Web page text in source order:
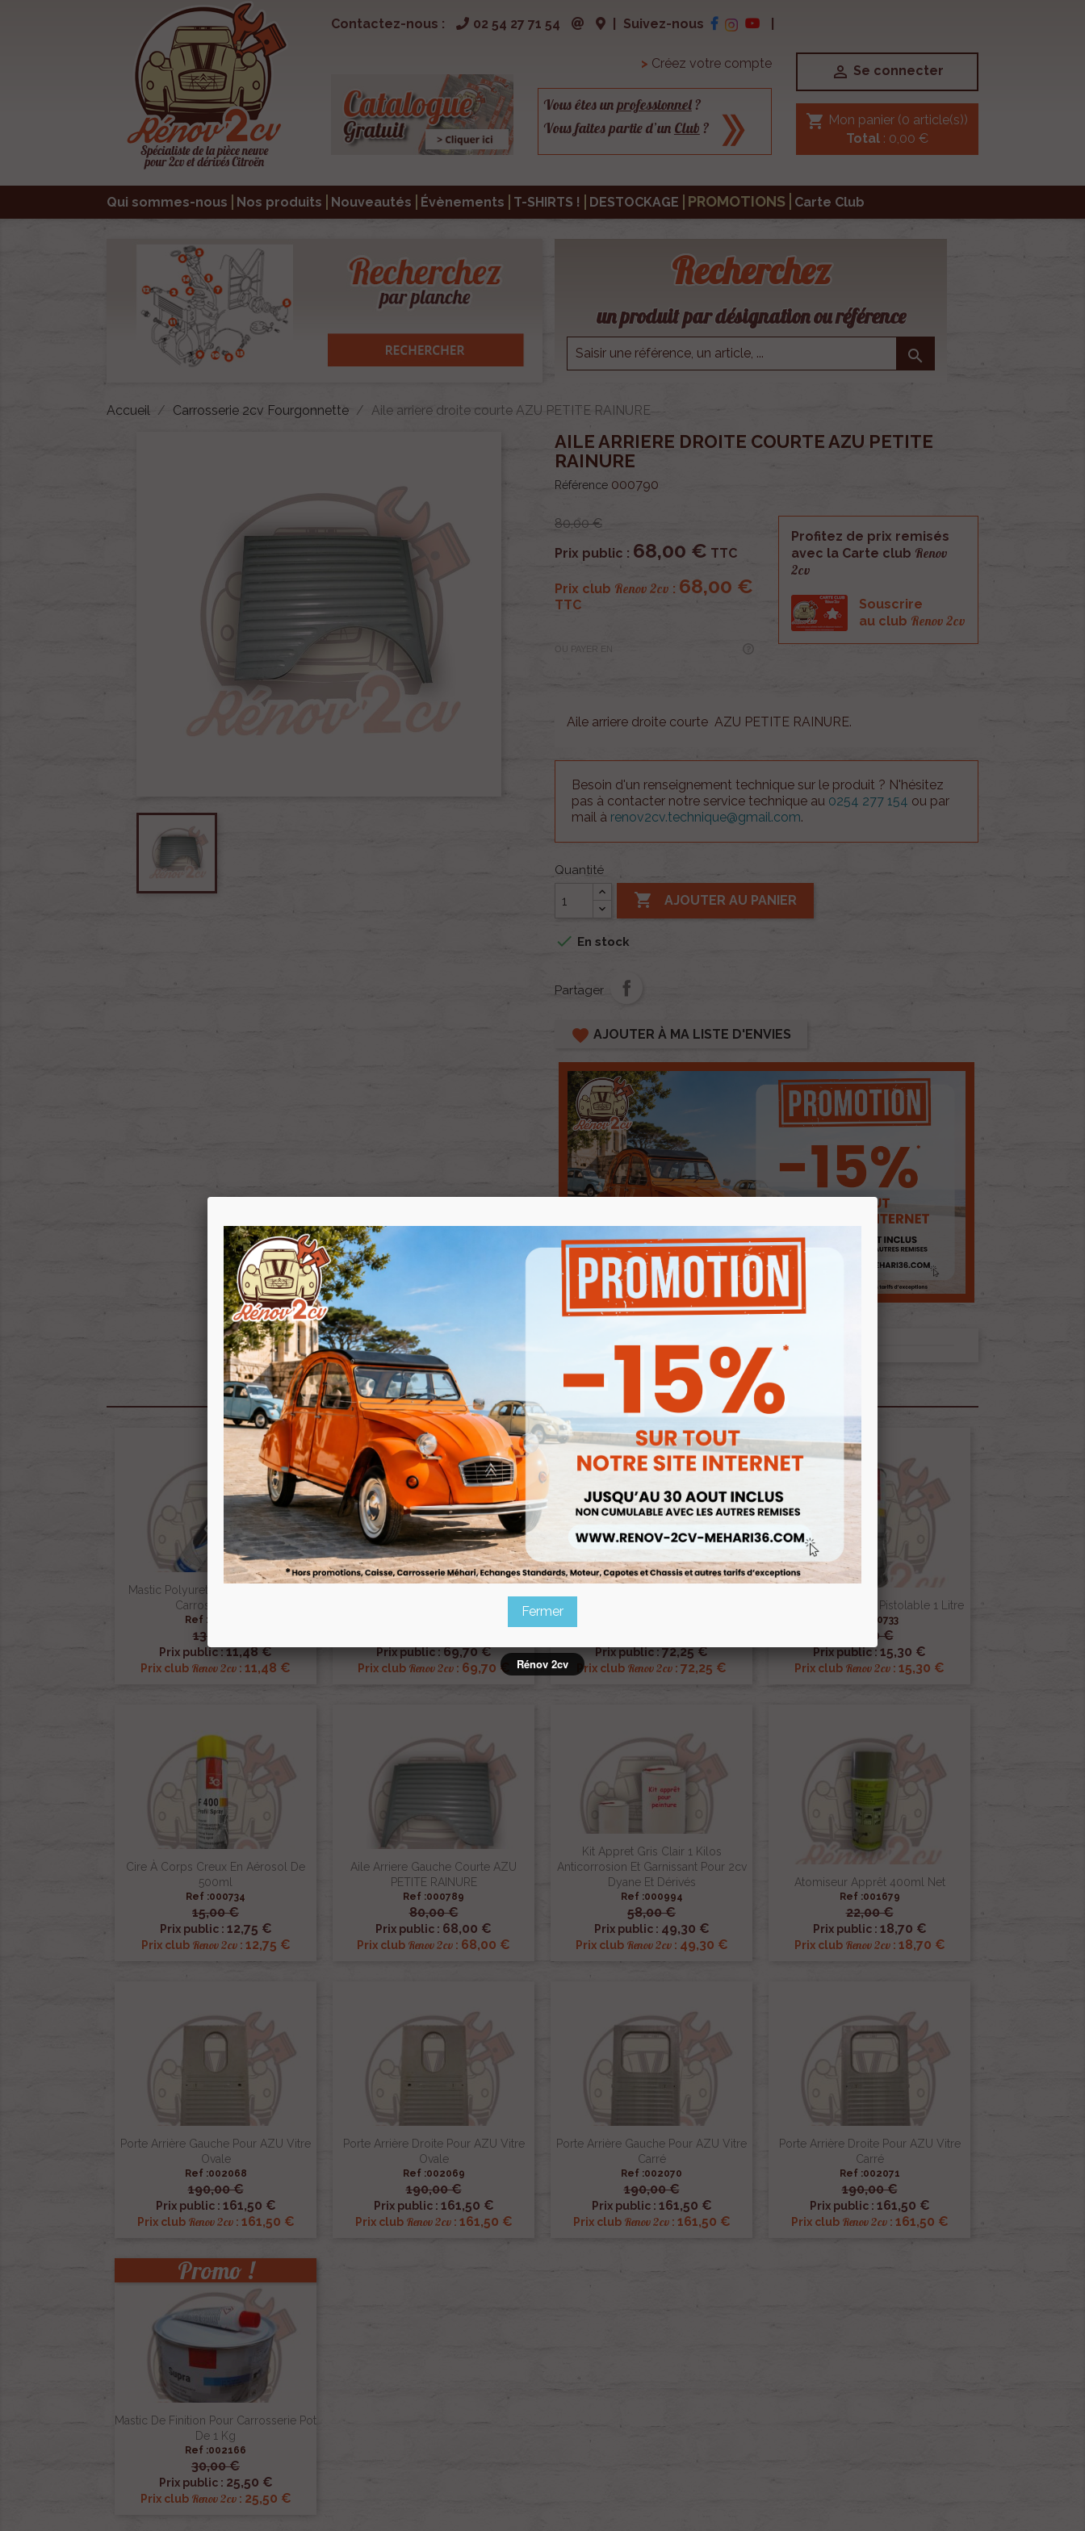
Contactez-nous : 02 54 27 71 54 Suivez-nous
> Créez votre compte
Vous êtes unprofessionnel?
Vous faites partie d’un Club ?
 Se connecter
shopping_cart Mon panier (0 article(s))
Total: 0,00 €
Qui sommes-nous Nos produits Nouveautés Évènements T-SHIRTS ! DESTOCKAGE PROMOTIONS Carte Club
Recherchez
un produit par désignation ou référence

Accueil Carrosserie 2cv Fourgonnette Aile arriere droite courte AZU PETITE RAINURE
AILE ARRIERE DROITE COURTE AZU PETITE
RAINURE
Référence 000790
80,00 €
Prix public : 68,00 € TTC
Prix club Renov 2cv : 68,00 €
TTC
OU PAYER EN
Profitez de prix remisés
avec la Carte club Renov
2cv
Souscrire
au club Renov 2cv
Aile arriere droite courte AZU PETITE RAINURE.
Besoin d'un renseignement technique sur le produit ? N'hésitez
pas à contacter notre service technique au 0254 277 154 ou par
mail à renov2cv.technique@gmail.com.
Quantité
 AJOUTER AU PANIER
 En stock
Partager
favorite AJOUTER À MA LISTE D'ENVIES
Produits associés
Mastic Polyurethane Blanc 310 Ml
Carrosserie 2cv
Ref :000452
13,50 €
Prix public : 11,48 €
Prix club Renov 2cv : 11,48 €
 Aperçu rapide Prix public : 69,70 €
Prix club Renov 2cv: 69,70 €
Aperçu rapide Prix public : 72,25 €
Prix club Renov 2cv : 72,25 €
Aperçu rapide
Cire À Corps Creux Pistolable 1 Litre
Ref :000733
18,00 €
Prix public : 15,30 €
Prix club Renov 2cv : 15,30 €
Aperçu rapide
Cire À Corps Creux En Aérosol De
500ml
Ref :000734
15,00 €
Prix public : 12,75 €
Prix club Renov 2cv: 12,75 €
 Aperçu rapide
Aile Arriere Gauche Courte AZU
PETITE RAINURE
Ref :000789
80,00 €
Prix public : 68,00 €
Prix club Renov 2cv : 68,00 €
 Aperçu rapide
Kit Appret Gris Clair 1 Kilos
Anticorrosion Et Garnissant Pour 2cv
Dyane Et Dérivés
Ref :000994
58,00 €
Prix public : 49,30 €
Prix club Renov 2cv: 49,30 €
 Aperçu rapide
Atomiseur Apprêt 400ml Net
Ref :001679
22,00 €
Prix public : 18,70 €
Prix club Renov 2cv: 18,70 €
 Aperçu rapide
Porte Arrière Gauche Pour AZU Vitre
Ovale
Ref :002068
190,00 €
Prix public : 161,50 €
Prix club Renov 2cv: 161,50 €
 Aperçu rapide
Porte Arrière Droite Pour AZU Vitre
Ovale
Ref :002069
190,00 €
Prix public : 161,50 €
Prix club Renov 2cv: 161,50 €
 Aperçu rapide
Porte Arrière Gauche Pour AZU Vitre
Carré
Ref :002070
190,00 €
Prix public : 161,50 €
Prix club Renov 2cv: 161,50 €
 Aperçu rapide
Porte Arrière Droite Pour AZU Vitre
Carré
Ref :002071
190,00 €
Prix public : 161,50 €
Prix club Renov 2cv: 161,50 €
 Aperçu rapide
Mastic De Finition Pour Carrosserie Pot
De 1 Kg
Ref :002166
30,00 €
Prix public : 25,50 €
Prix club Renov 2cv: 25,50 €
Promo !
 Aperçu rapide
Fermer
Rénov 2cv